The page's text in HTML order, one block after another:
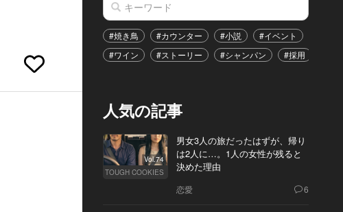
#焼き鳥 #カウンター #小説 #イベント
#ワイン
#ストーリー #シャンパン #採用
人気の記事
Vol.74
TOUGH COOKIES
男女3人の旅だったはずが、帰り
は2人に…。1人の女性が残ると
決めた理由
恋愛 6